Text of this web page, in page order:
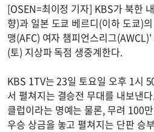
[OSEN=최이정 기자] KBS가 북한
향)과 일본 도쿄 베르디(이하 도쿄)
맹(AFC) 여자 챔피언스리그
(토) 지상파 독점 생중계한다.
KBS 1TV는 23일 토요일 오후 1시
서 펼쳐지는 결승전 무대를 내보낸
클럽이라는 명예는 물론, 무려 100
우승 상금을 놓고 펼쳐지는 단판 승